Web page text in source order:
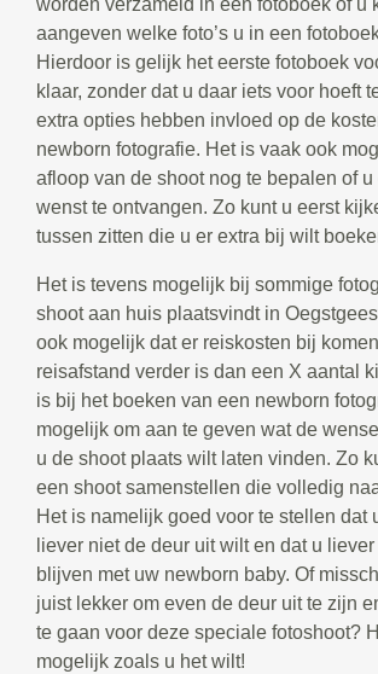
worden verzameld in een fotoboek of u
aangeven welke foto’s u in een
Hierdoor is gelijk het eerste fotoboek
klaar, zonder dat u daar iets voor hoeft
extra opties hebben invloed op de
newborn fotografie. Het is vaak ook
afloop van de shoot nog te bepalen of u
wenst te ontvangen. Zo kunt u eerst
tussen zitten die u er extra bij wilt
Het is tevens mogelijk bij sommige
shoot aan huis plaatsvindt in
ook mogelijk dat er reiskosten bij
reisafstand verder is dan een X aantal
is bij het boeken van een newborn
mogelijk om aan te geven wat de
u de shoot plaats wilt laten vinden. Zo
een shoot samenstellen die volledig
Het is namelijk goed voor te stellen dat
liever niet de deur uit wilt en dat u liever
blijven met uw newborn baby. Of
juist lekker om even de deur uit te zijn
te gaan voor deze speciale fotoshoot?
mogelijk zoals u het wilt!